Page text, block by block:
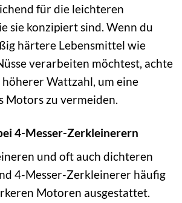
für die leichteren
sie konzipiert sind. Wenn du
härtere Lebensmittel wie
verarbeiten möchtest, achte
Wattzahl, um eine
Motors zu vermeiden.
4-Messer-Zerkleinerern
und oft auch dichteren
4-Messer-Zerkleinerer häufig
Motoren ausgestattet.